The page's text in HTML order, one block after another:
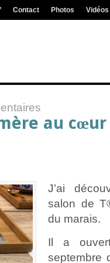
Contact Photos Vidéos
au
J’ai
salon de
du marais.
Il a
septembre